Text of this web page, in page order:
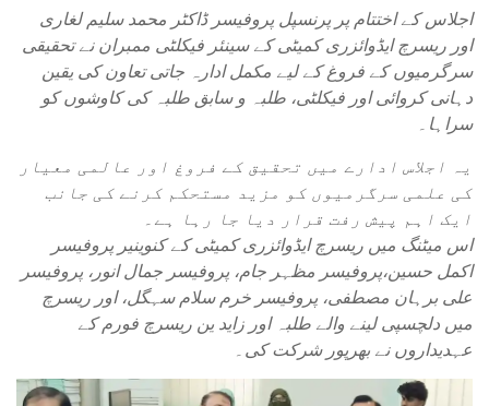
اجلاس کے اختتام پر پرنسپل پروفیسر ڈاکٹر محمد سلیم لغاری
اور ریسرچ ایڈوائزری کمیٹی کے سینئر فیکلٹی ممبران نے تحقیقی
سرگرمیوں کے فروغ کے لیے مکمل ادارہ جاتی تعاون کی یقین
دہانی کروائی اور فیکلٹی، طلبہ و سابق طلبہ کی کاوشوں کو
سراہا۔
یہ اجلاس ادارے میں تحقیق کے فروغ اور عالمی معیار
کی علمی سرگرمیوں کو مزید مستحکم کرنے کی جانب
ایک اہم پیش رفت قرار دیا جا رہا ہے۔
اس میٹنگ میں ریسرچ ایڈوائزری کمیٹی کے کنوینیر پروفیسر
اکمل حسین،پروفیسر مظہر جام، پروفیسر جمال انور، پروفیسر
علی برہان مصطفی، پروفیسر خرم سلام سہگل، اور ریسرچ
میں دلچسپی لینے والے طلبہ اور زاید ین ریسرچ فورم کے
عہدیداروں نے بھرپور شرکت کی۔